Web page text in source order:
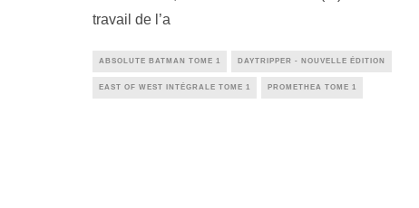
travail de l’a
ABSOLUTE BATMAN TOME 1 DAYTRIPPER - NOUVELLE ÉDITION
EAST OF WEST INTÉGRALE TOME 1 PROMETHEA TOME 1